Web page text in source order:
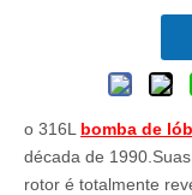
o 316L bomba de
década de
rotor é totalmente